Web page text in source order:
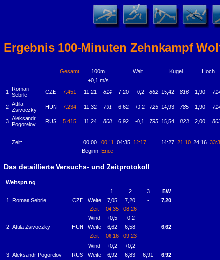
Ergebnis 100-Minuten Zehnkampf
Gesamt 100m Weit Kugel
Hoch
+0,1 m/s
1
Roman
Sebrle
CZE 7.451 11,21 814 7,20 -0,2 862 15,42 816 1,90
2 Attila
Zsivoczky
HUN 7.234 11,32 791 6,62 +0,2 725 14,93 785 1,90
3 Aleksandr
Pogorelov
RUS 5.415 11,24 808 6,92 -0,1 795 15,54 823 2,00
Zeit: 00:00 00:11 04:35 12:17 14:27 21:10 24:16
Beginn Ende
Das detaillierte Versuchs- und Zeitprotokoll
Weitsprung
1
2 3
BW
1
Roman Sebrle CZE Weite 7,05 7,20 -
7,20
Zeit
04:35
08:26
Wind
+0,5
-0,2
2 Attila Zsivoczky HUN Weite 6,62 6,58 -
6,62
Zeit
06:16
09:23
Wind
+0,2
+0,2
3 Aleksandr Pogorelov RUS Weite 6,92 6,83 6,91
6,92